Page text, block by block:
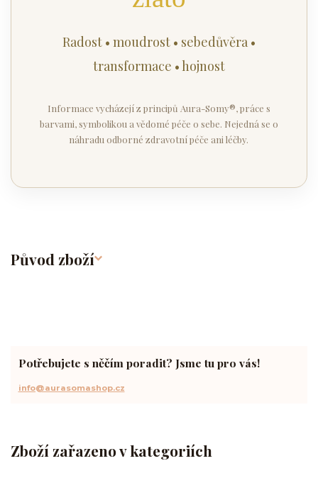
Radost • moudrost • sebedůvěra •
transformace • hojnost
Informace vycházejí z principů Aura-Somy®, práce s
barvami, symbolikou a vědomé péče o sebe. Nejedná se o
náhradu odborné zdravotní péče ani léčby.
Původ zboží
Zboží zařazeno v kategoriích
Potřebujete s něčím poradit? Jsme tu pro vás!
info@aurasomashop.cz